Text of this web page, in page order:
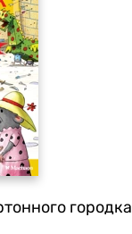
городка